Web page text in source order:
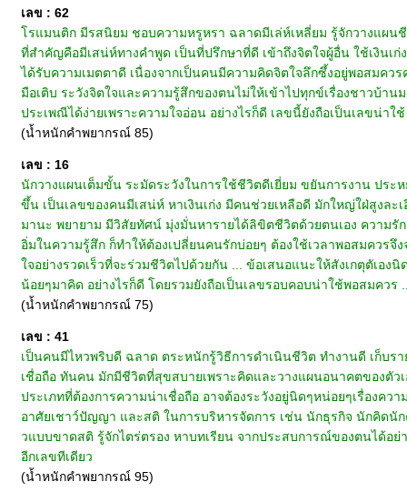
เลข : 62
โรแมนติก มีรสนิยม ชอบความหรูหรา ฉลาดมีเล่ห์เหลี่ยม รู้จักวางแผน
ที่สำคัญคือมีเสน่ห์ทางคำพูด เป็นที่ปรึกษาที่ดี เข้าถึงจิตใจผู้อื่น ใช้เงินเ
ได้รับความเมตตาดี เนื่องจากเป็นคนมีความคิดจิตใจลึกซึ้งอยู่พอสมคว
มือเติบ ระวังจิตใจและความรู้สึกของตนไม่ให้เข้าไปทุกข์เรื่องชาวบ้า
ประเพณีได้ง่ายเพราะความใจอ่อน อย่างไรก็ดี เลขนี้ยังถือเป็นเลขน่า
(น้ำหนักคำพยากรณ์ 85)
เลข : 16
นักวางแผนเต็มขั้น ระมัดระวังในการใช้ชีวิตดีเยี่ยม ขยันการงาน ประ
ขึ้น เป็นเลขของคนมีเสน่ห์ หาเงินเก่ง มีคนช่วยเหลือดี มักใหญ่ใฝ่สูงล
มานะ พยายาม มีวิสัยทัศน์ มุ่งมั่นหารายได้ลิขิตชีวิตด้วยตนเอง ความรั
อิ่มในความรู้สึก ก็ทำให้ต้องเปลี่ยนคนรักบ่อยๆ ต้องใช้เวลาพอสมควร
ใจอย่างรวดเร็วที่จะร่วมชีวิตไปด้วยกัน ... ข้อเสนอแนะให้สังเกตุตัเอง
น้อยๆมาคิด อย่างไรก็ดี โดยรวมยังถือเป็นเลขรอบคอบน่าใช้พอสมควร
(น้ำหนักคำพยากรณ์ 75)
เลข : 41
เป็นคนมีไหวพริบดี ฉลาด ตระหนักรู้วิธีการดำเนินชีวิต ทำงานดี เก็บร
เชื่อถือ ทันคน มักมีชีวิตที่สุขสบายเพราะคิดและวางแผนอนาคตของตัว
ประเภทที่ต้องการความน่าเชื่อถือ อาจต้องระวังอยู่นิดๆหน่อยๆเรื่องคว
อาศัยเชาว์ปัญญา และสติ ในการบริหารจัดการ เช่น นักธุรกิจ นักคิด
วแบบขาดสติ รู้จักไตร่ตรอง หาบทเรียน จากประสบการณ์ของตนได้อย่
อีกเลขทีเดียว
(น้ำหนักคำพยากรณ์ 95)